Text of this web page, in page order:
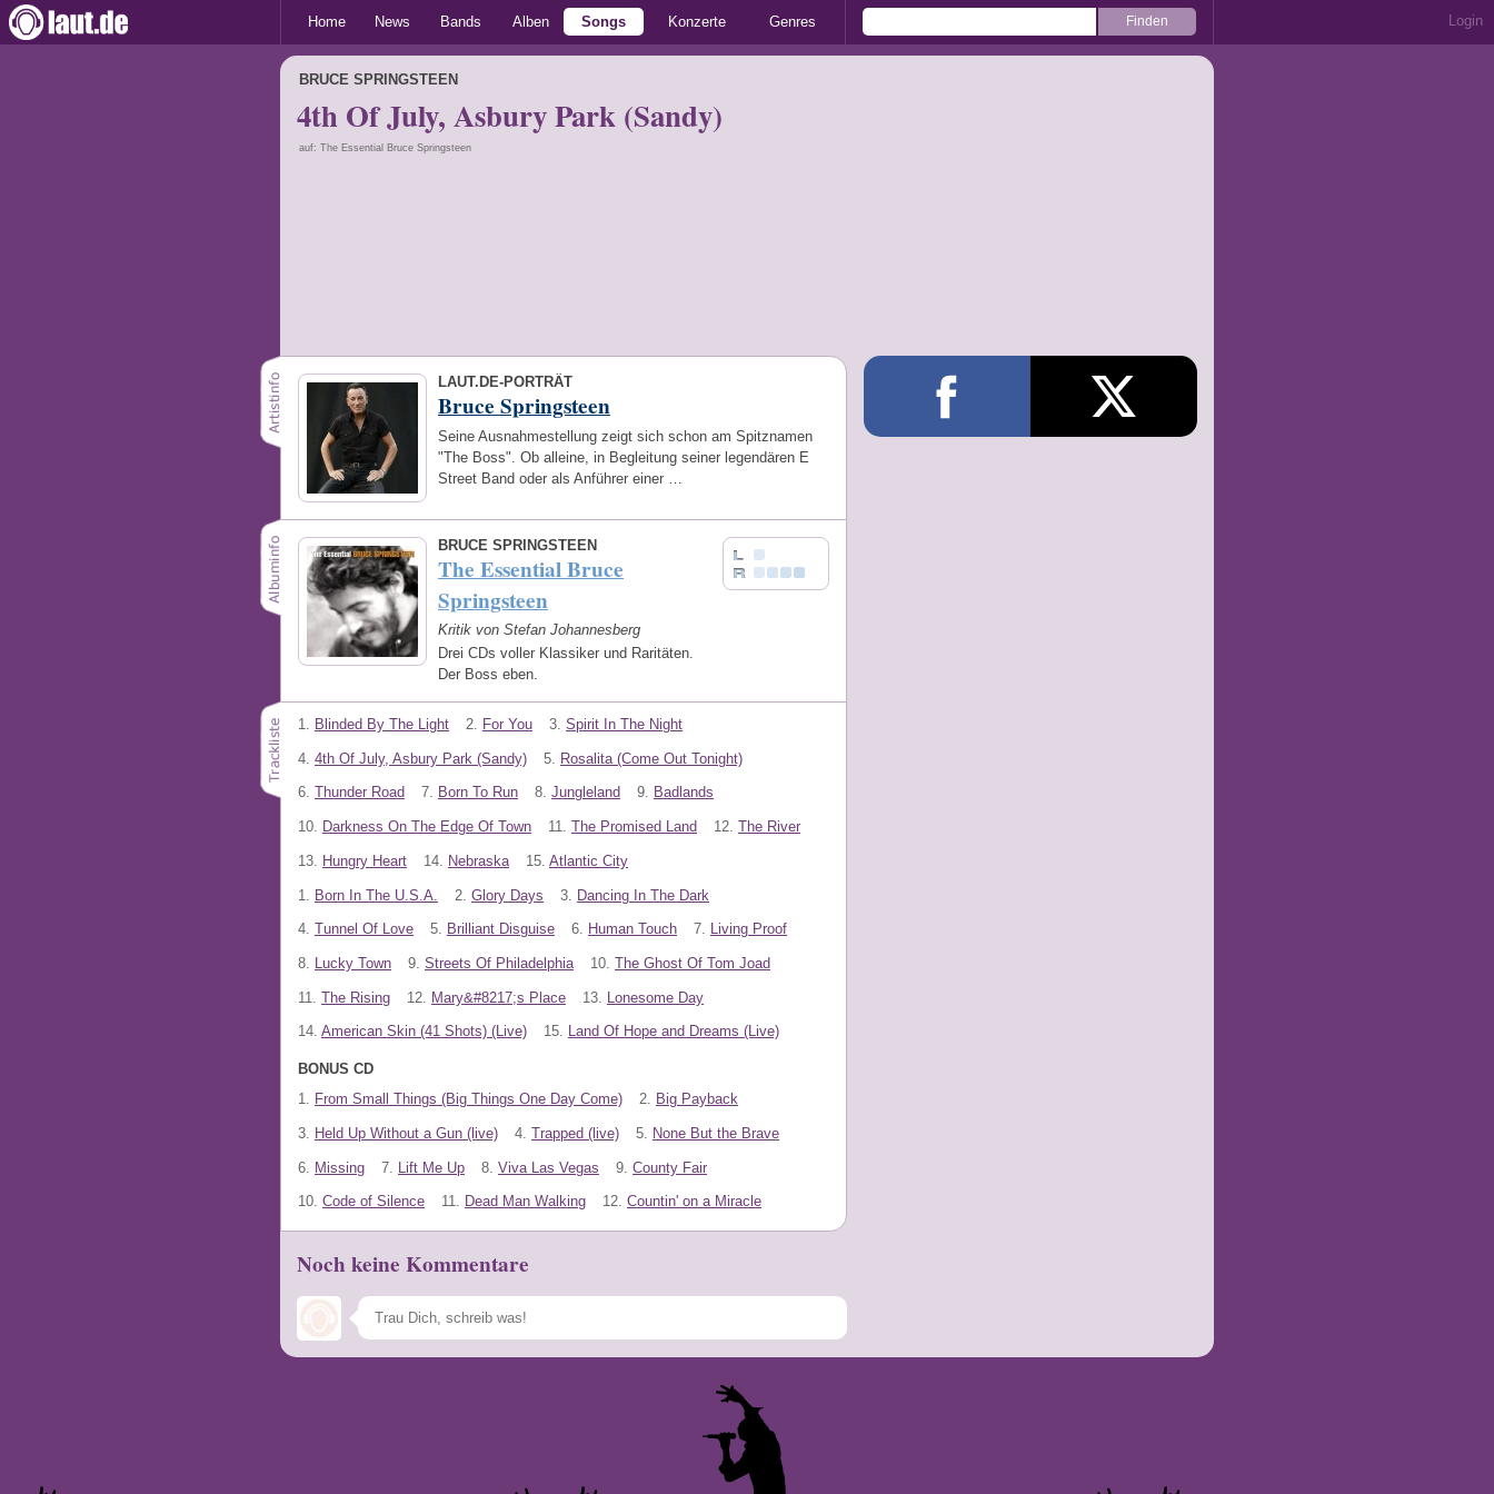
Home News Bands Alben Songs Konzerte Genres Login
BRUCE SPRINGSTEEN
4th Of July, Asbury Park (Sandy)
auf: The Essential Bruce Springsteen
LAUT.DE-PORTRÄT
Bruce Springsteen
Seine Ausnahmestellung zeigt sich schon am Spitznamen
"The Boss". Ob alleine, in Begleitung seiner legendären E
Street Band oder als Anführer einer …
BRUCE SPRINGSTEEN
The Essential Bruce
Springsteen
Kritik von Stefan Johannesberg
Drei CDs voller Klassiker und Raritäten.
Der Boss eben.
1. Blinded By The Light 2. For You 3. Spirit In The Night
4. 4th Of July, Asbury Park (Sandy) 5. Rosalita (Come Out Tonight)
6. Thunder Road 7. Born To Run 8. Jungleland 9. Badlands
10. Darkness On The Edge Of Town 11. The Promised Land 12. The River
13. Hungry Heart 14. Nebraska 15. Atlantic City
1. Born In The U.S.A. 2. Glory Days 3. Dancing In The Dark
4. Tunnel Of Love 5. Brilliant Disguise 6. Human Touch 7. Living Proof
8. Lucky Town 9. Streets Of Philadelphia 10. The Ghost Of Tom Joad
11. The Rising 12. Mary&#8217;s Place 13. Lonesome Day
14. American Skin (41 Shots) (Live) 15. Land Of Hope and Dreams (Live)
BONUS CD
1. From Small Things (Big Things One Day Come) 2. Big Payback
3. Held Up Without a Gun (live) 4. Trapped (live) 5. None But the Brave
6. Missing 7. Lift Me Up 8. Viva Las Vegas 9. County Fair
10. Code of Silence 11. Dead Man Walking 12. Countin' on a Miracle
Noch keine Kommentare
Speichern